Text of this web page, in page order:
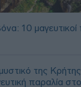
10 μαγευτικοί
της
παραλία